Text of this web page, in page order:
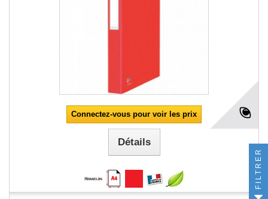
Connectez-vous pour voir les prix
Détails
FILTRER